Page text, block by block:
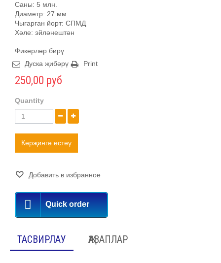
Саны: 5 млн.
Диаметр: 27 мм
Чыгарган йорт: СПМД
Хәле: эйләнештән
Фикерләр бирү
Дуска җибәрү
Print
250,00 руб
Quantity
Кәрҗингә өстәү
Добавить в избранное
Quick order
ТАСВИРЛАУ ҖАВАПЛАР